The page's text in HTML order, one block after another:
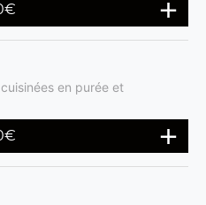
€
en purée et
€